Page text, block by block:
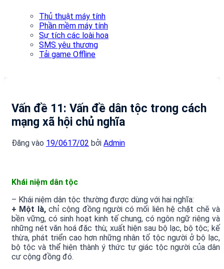
Thủ thuật máy tính
Phần mềm máy tính
Sự tích các loài hoa
SMS yêu thương
Tải game Offline
Vấn đề 11: Vấn đề dân tộc trong cách
mạng xã hội chủ nghĩa
Đăng vào 19/0617/02 bởi Admin
Khái niệm dân tộc
– Khái niệm dân tộc thường được dùng với hai nghĩa:
+ Một là,chỉ cộng đồng người có mối liên hệ chặt chẽ và
bền vững, có sinh hoạt kinh tế chung, có ngôn ngữ riêng và
những nét văn hoá đặc thù; xuất hiện sau bộ lạc, bộ tộc; kế
thừa, phát triển cao hơn những nhân tố tộc người ở bộ lạc,
bộ tộc và thể hiện thành ý thức tự giác tộc người của dân
cư cộng đồng đó.